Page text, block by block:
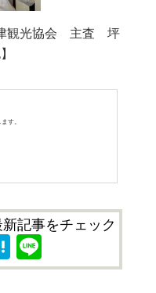
観光協会 主査 坪
す。
記事をチェック
Hatena